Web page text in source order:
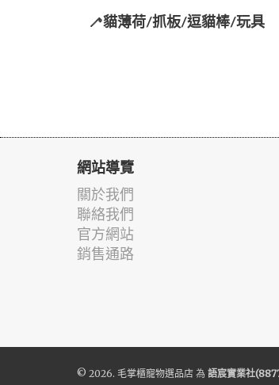
🦯貓薄荷/抓板/逗貓棒/玩具
網站導覽
關於我們
聯絡我們
官方網站
銷售通路
© 2026. 毛掌櫃寵物選品店 為 語宸實業社